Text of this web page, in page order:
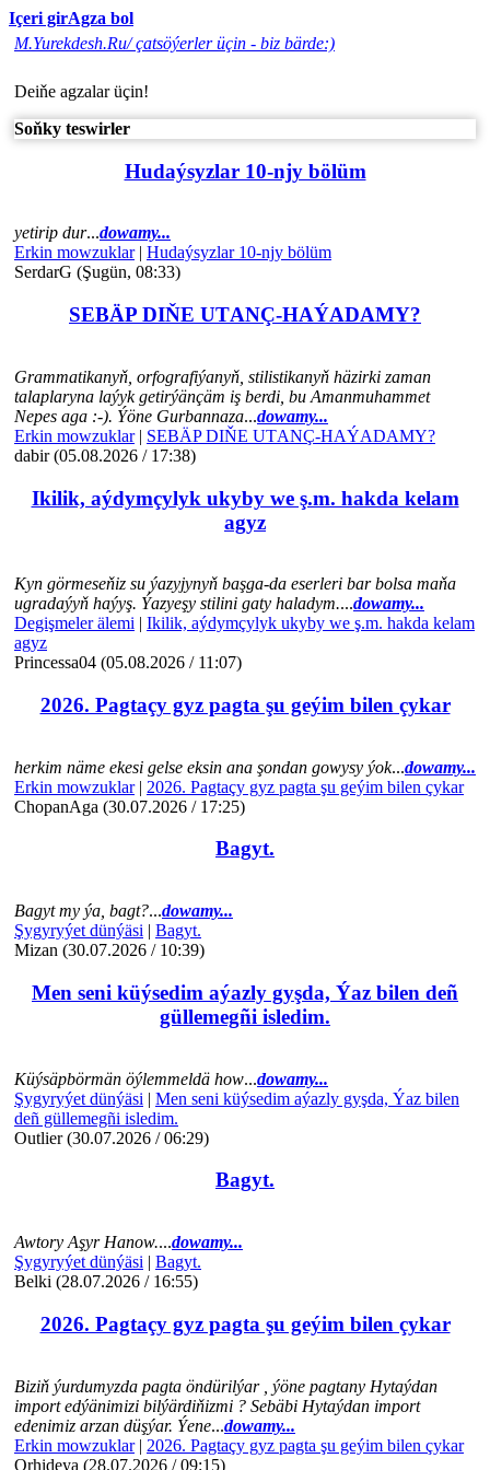
Içeri girAgza bol
M.Yurekdesh.Ru/ çatsöýerler üçin - biz bärde:)
Deiňe agzalar üçin!
Soňky teswirler
Hudaýsyzlar 10-njy bölüm
yetirip dur...dowamy...
Erkin mowzuklar| Hudaýsyzlar 10-njy bölüm
SerdarG (Şugün, 08:33)
SEBÄP DIŇE UTАNÇ-HАÝADАMY?
Grammatikanyň, orfografiýanyň, stilistikanyň häzirki zaman
talaplaryna laýyk getirýänçäm iş berdi, bu Amanmuhammet
Nepes aga :-). Ýöne Gurbannaza...dowamy...
Erkin mowzuklar| SEBÄP DIŇE UTАNÇ-HАÝADАMY?
dabir (05.08.2026 / 17:38)
Ikilik, aýdymçylyk ukyby we ş.m. hakda kelam
agyz
Kyn görmeseňiz su ýazyjynyň başga-da eserleri bar bolsa maňa
ugradaýyň haýyş. Ýazyeşy stilini gaty haladym....dowamy...
Degişmeler älemi | Ikilik, aýdymçylyk ukyby we ş.m. hakda kelam
agyz
Princessa04 (05.08.2026 / 11:07)
2026. Pagtaçy gyz pagta şu geýim bilen çykar
herkim näme ekesi gelse eksin ana şondan gowysy ýok...dowamy...
Erkin mowzuklar| 2026. Pagtaçy gyz pagta şu geýim bilen çykar
ChopanAga (30.07.2026 / 17:25)
Bagyt.
Bagyt my ýa, bagt?...dowamy...
Şygyryýet dünýäsi | Bagyt.
Mizan (30.07.2026 / 10:39)
Men seni küýsedim aýazly gyşda, Ýaz bilen deñ
güllemegñi isledim.
Küýsäpbörmän öýlemmeldä how...dowamy...
Şygyryýet dünýäsi | Men seni küýsedim aýazly gyşda, Ýaz bilen
deñ güllemegñi isledim.
Outlier (30.07.2026 / 06:29)
Bagyt.
Awtory Aşyr Hanow....dowamy...
Şygyryýet dünýäsi | Bagyt.
Belki (28.07.2026 / 16:55)
2026. Pagtaçy gyz pagta şu geýim bilen çykar
Biziň ýurdumyzda pagta öndürilýar , ýöne pagtany Hytaýdan
import edýänimizi bilýärdiňizmi ? Sebäbi Hytaýdan import
edenimiz arzan düşýar. Ýene...dowamy...
Erkin mowzuklar| 2026. Pagtaçy gyz pagta şu geýim bilen çykar
Orhideya (28.07.2026 / 09:15)